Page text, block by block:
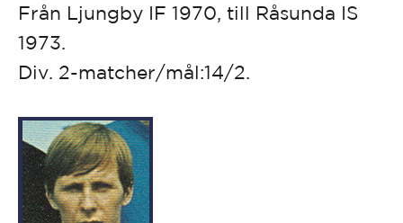
Från Ljungby IF 1970, till Råsunda IS
1973.
Div. 2-matcher/mål:14/2.